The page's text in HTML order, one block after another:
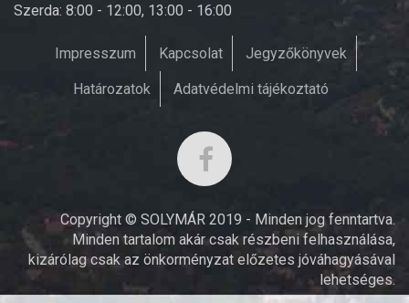
Szerda: 8:00 - 12:00, 13:00 - 16:00
Impresszum Kapcsolat Jegyzőkönyvek
Határozatok Adatvédelmi tájékoztató
Copyright © SOLYMÁR 2019 - Minden jog fenntartva.
Minden tartalom akár csak részbeni felhasználása,
kizárólag csak az önkorményzat előzetes jóváhagyásával
lehetséges.